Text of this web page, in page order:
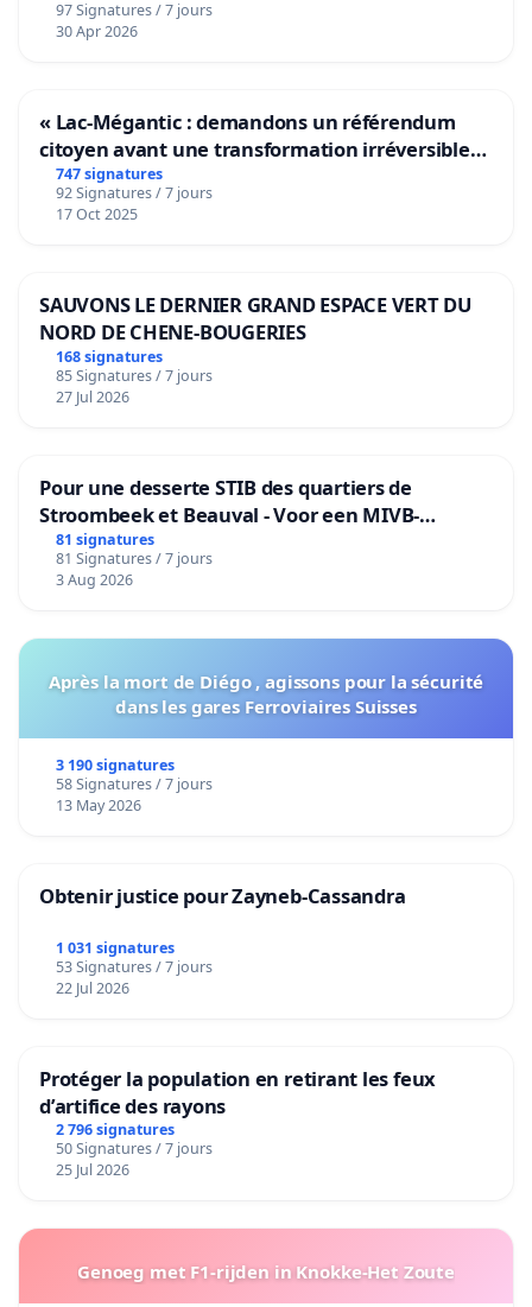
97 Signatures / 7 jours
30 Apr 2026
« Lac-Mégantic : demandons un référendum
citoyen avant une transformation irréversible
de notre territoire »
747 signatures
92 Signatures / 7 jours
17 Oct 2025
SAUVONS LE DERNIER GRAND ESPACE VERT DU
NORD DE CHENE-BOUGERIES
168 signatures
85 Signatures / 7 jours
27 Jul 2026
Pour une desserte STIB des quartiers de
Stroombeek et Beauval - Voor een MIVB-
bediening van de wijken Strombeek en Het
Voor
81 signatures
81 Signatures / 7 jours
3 Aug 2026
Après la mort de Diégo , agissons pour la sécurité
dans les gares Ferroviaires Suisses
3 190 signatures
58 Signatures / 7 jours
13 May 2026
Obtenir justice pour Zayneb-Cassandra
1 031 signatures
53 Signatures / 7 jours
22 Jul 2026
Protéger la population en retirant les feux
d’artifice des rayons
2 796 signatures
50 Signatures / 7 jours
25 Jul 2026
Genoeg met F1-rijden in Knokke-Het Zoute